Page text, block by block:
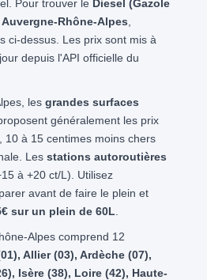
Pour trouver le Diesel (Gazole
Rhône-Alpes
ci-dessus. Les prix sont mis à
depuis l'API officielle du
les grandes surfaces
généralement les prix
10 à 15 centimes moins chers
Les stations autoroutières
à +20 ct/L). Utilisez
avant de faire le plein et
sur un plein de 60L
Alpes comprend 12
Allier (03), Ardèche (07),
Isère (38), Loire (42), Haute-